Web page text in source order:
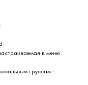
в меню
группам -